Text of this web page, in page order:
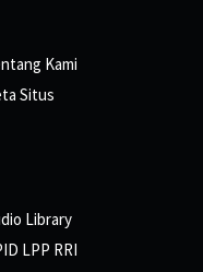
Kami
Situs
Library
LPP RRI